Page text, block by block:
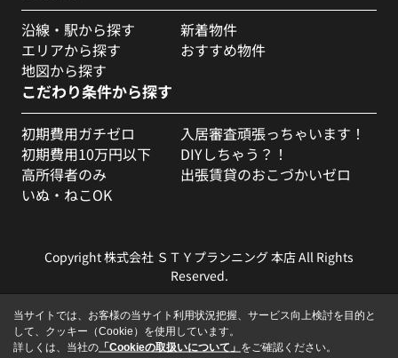
沿線・駅から探す
エリアから探す
地図から探す
新着物件
おすすめ物件
こだわり条件から探す
初期費用ガチゼロ
初期費用10万円以下
高所得者のみ
いぬ・ねこOK
入居審査頑張っちゃいます！
DIYしちゃう？！
出張賃貸のおこづかいゼロ
Copyright 株式会社 ＳＴＹプランニング 本店 All Rights
Reserved.
当サイトでは、お客様の当サイト利用状況把握、サービス向上検討を目的と
して、クッキー（Cookie）を使用しています。
詳しくは、当社の 「Cookieの取扱いについて」 をご確認ください。